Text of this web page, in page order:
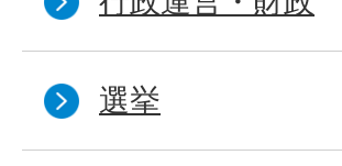
選挙